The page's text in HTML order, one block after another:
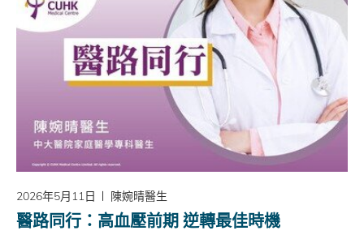
2026年5月11日 陳婉晴醫生
醫路同行：高血壓前期 逆轉最佳時機